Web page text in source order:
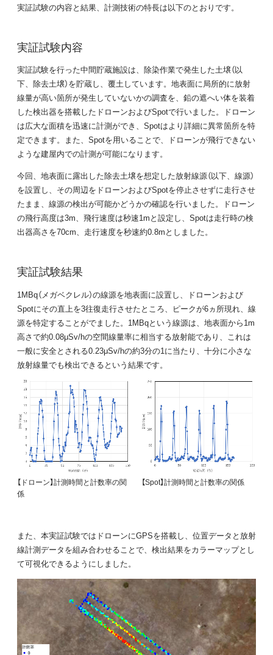
実証試験の内容と結果、計測技術の特長は以下のとおりです。
実証試験内容
実証試験を行った中間貯蔵施設は、除染作業で発生した土壌（以
下、除去土壌）を貯蔵し、覆土しています。地表面に局所的に放射
線量が高い箇所が発生していないかの調査を、鉛の遮へい体を装着
した検出器を搭載したドローンおよびSpotで行いました。ドローン
は広大な面積を迅速に計測ができ、Spotはより詳細に異常箇所を特
定できます。また、Spotを用いることで、ドローンが飛行できない
ような建屋内での計測が可能になります。
今回、地表面に露出した除去土壌を想定した放射線源（以下、線源）
を設置し、その周辺をドローンおよびSpotを停止させずに走行させ
たまま、線源の検出が可能かどうかの確認を行いました。ドローン
の飛行高度は3m、飛行速度は秒速1mと設定し、Spotは走行時の検
出器高さを70cm、走行速度を秒速約0.8mとしました。
実証試験結果
1MBq（メガベクレル）の線源を地表面に設置し、ドローンおよび
Spotにその直上を3往復走行させたところ、ピークが6ヵ所現れ、線
源を特定することがでました。1MBqという線源は、地表面から1m
高さで約0.08μSv/hの空間線量率に相当する放射能であり、これは
一般に安全とされる0.23μSv/hの約3分の1に当たり、十分に小さな
放射線量でも検出できるという結果です。
【ドローン】計測時間と計数率の関
係
【Spot】計測時間と計数率の関係
また、本実証試験ではドローンにGPSを搭載し、位置データと放射
線計測データを組み合わせることで、検出結果をカラーマップとし
て可視化できるようにしました。